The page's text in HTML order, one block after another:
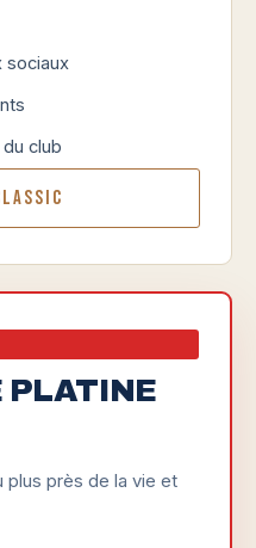
sociaux
club
PLATINE
plus près de la vie et